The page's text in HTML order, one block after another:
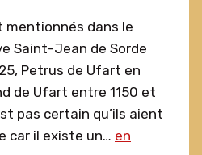
mentionnés dans le
Saint-Jean de Sorde
Petrus de Ufart en
de Ufart entre 1150 et
pas certain qu’ils aient
car il existe un… en